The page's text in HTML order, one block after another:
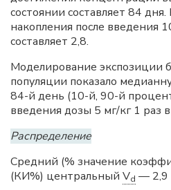
состоянии составляет 84
накопления после введения
составляет 2,8.
Моделирование экспозиции
популяции показало
84-й день (10-й, 90-й
введения дозы 5 мг/кг 1 раз
Распределение
Средний (% значение
(КИ%) центральный Vd — 2,9